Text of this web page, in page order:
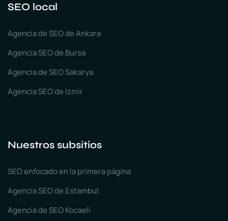
SEO local
Agencia de SEO de Ankara
Agencia SEO de Bursa
Agencia de SEO Sakarya
Agencia SEO de Izmir
Nuestros subsitios
SEO enfocado en la primera página
Agencia SEO de Estambul
Agencia de SEO Kocaeli